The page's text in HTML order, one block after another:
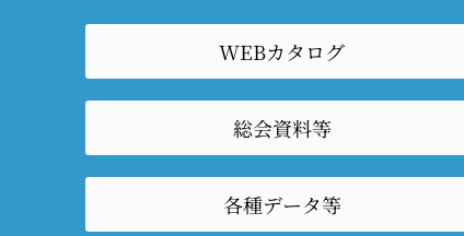
WEBカタログ
総会資料等
各種データ等